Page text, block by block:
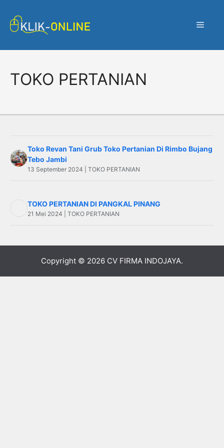
Menu
TOKO PERTANIAN
Toko Revan Tani Grub Toko Pertanian Di Rimbo Bujang
Tebo Jambi
13 September 2024 | TOKO PERTANIAN
TOKO PERTANIAN DI PANGKAL PINANG
21 Mei 2024 | TOKO PERTANIAN
Copyright © 2026 CV FIRMA INDOJAYA.